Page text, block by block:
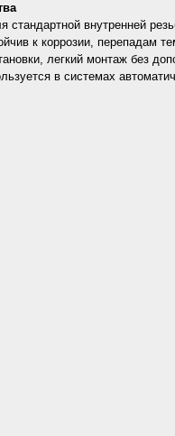
стандартной внутренней
к коррозии, перепадам
легкий монтаж без
в системах